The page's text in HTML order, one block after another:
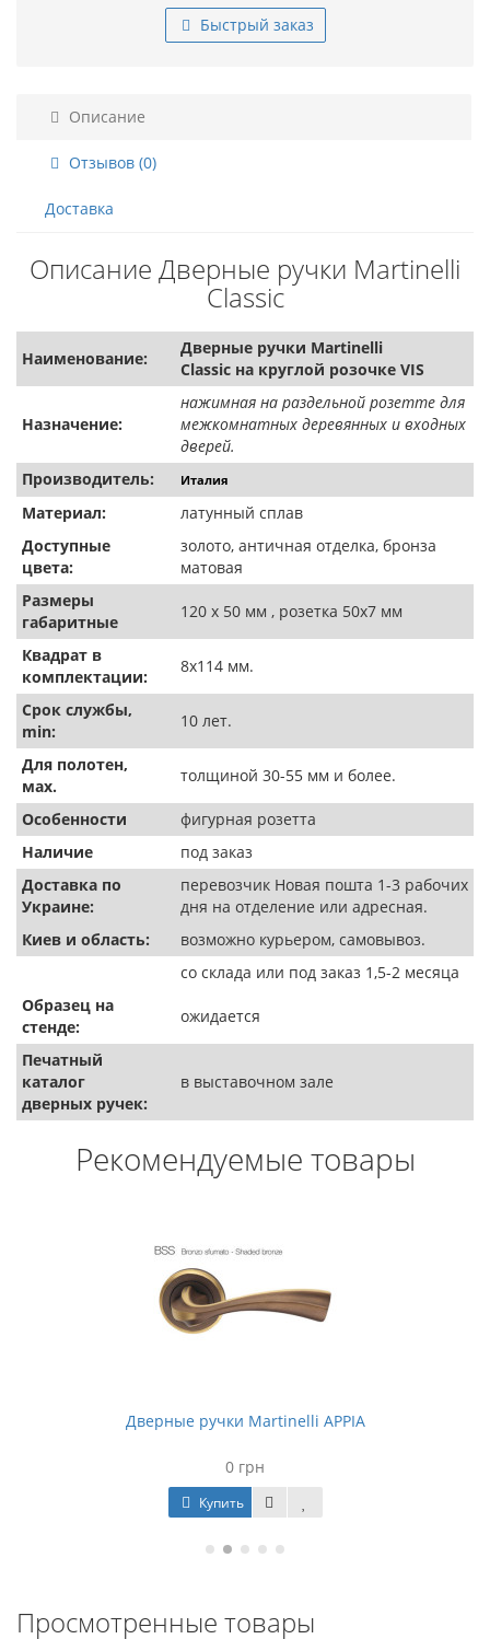
Быстрый заказ
Описание
Отзывов (0)
Доставка
Описание Дверные ручки Martinelli
Classic
Наименование:
Дверные ручки Martinelli
Classic на круглой розочке VIS
Назначение:
нажимная на раздельной розетте для
межкомнатных деревянных и входных
дверей.
Производитель:
Италия
Материал:
латунный сплав
Доступные
цвета:
золото, античная отделка, бронза
матовая
Размеры
габаритные
120 х 50 мм , розетка 50х7 мм
Квадрат в
комплектации:
8х114 мм.
Срок службы,
min:
10 лет.
Для полотен,
мах.
толщиной 30-55 мм и более.
Особенности
фигурная розетта
Наличие
под заказ
Доставка по
Украине:
перевозчик Новая пошта 1-3 рабочих
дня на отделение или адресная.
Киев и область:
возможно курьером, самовывоз.
со склада или под заказ 1,5-2 месяца
Образец на
стенде:
ожидается
Печатный
каталог
дверных ручек:
в выставочном зале
Рекомендуемые товары
Дверные ручки Martinelli APPIA
0 грн
Купить
Просмотренные товары